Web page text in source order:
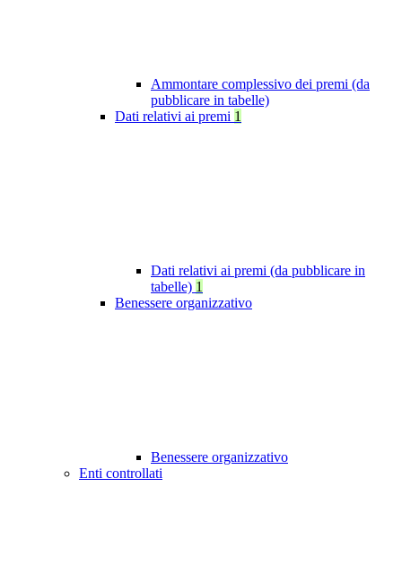
Ammontare complessivo dei premi (da
pubblicare in tabelle)
Dati relativi ai premi 1
Dati relativi ai premi (da pubblicare in
tabelle) 1
Benessere organizzativo
Benessere organizzativo
Enti controllati